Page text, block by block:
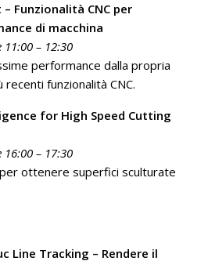
Funzionalità CNC per
di macchina
11:00 – 12:30
performance dalla propria
recenti funzionalità CNC.
for High Speed Cutting
16:00 – 17:30
ottenere superfici sculturate
Line Tracking – Rendere il